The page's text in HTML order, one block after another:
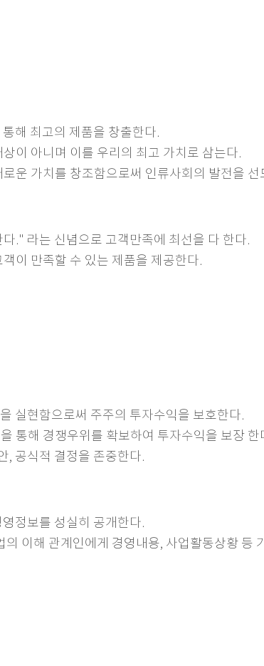
해 최고의 제품을 창출한다.
이 아니며 이를 우리의 최고 가치로 삼는다.
운 가치를 창조함으로써 인류사회의 발전을 선
." 라는 신념으로 고객만족에 최선을 다 한다.
이 만족할 수 있는 제품을 제공한다.
실현함으로써 주주의 투자수익을 보호한다.
통해 경쟁우위를 확보하여 투자수익을 보장 한
, 공식적 결정을 존중한다.
정보를 성실히 공개한다.
의 이해 관계인에게 경영내용, 사업활동상황 등